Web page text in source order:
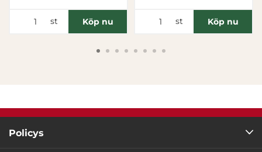
st Köp nu st Köp nu
Policys